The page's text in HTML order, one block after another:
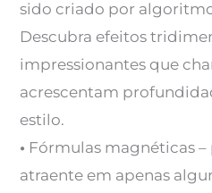
sido criado por
Descubra efeitos
impressionantes que
acrescentam
estilo.
• Fórmulas magnéticas
atraente em apenas